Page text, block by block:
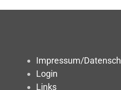
Impressum/
Login
Links